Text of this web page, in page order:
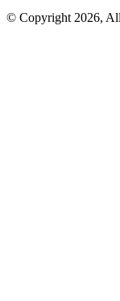
© Copyright 2026,